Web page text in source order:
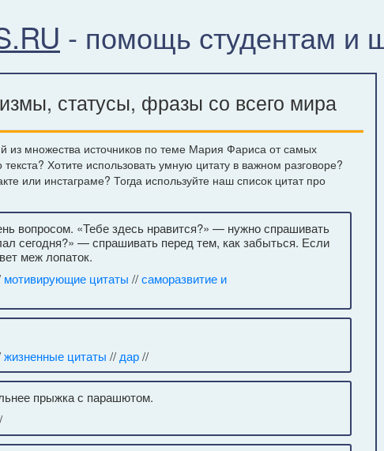
- помощь студентам и
статусы, фразы со всего мира
множества источников по теме Мария Фариса от самых
Хотите использовать умную цитату в важном разговоре?
или инстаграме? Тогда используйте наш список цитат про
вопросом. «Тебе здесь нравится?» — нужно спрашивать
сегодня?» — спрашивать перед тем, как забыться. Если
меж лопаток.
мотивирующие цитаты //саморазвитие и
жизненные цитаты // дар//
прыжка с парашютом.